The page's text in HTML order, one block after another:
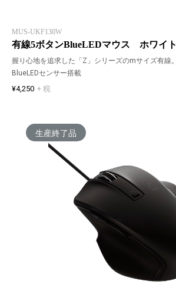
MUS-UKF130W
有線5ボタンBlueLEDマウス ホワイト
握り心地を追求した「Z」シリーズのmサイズ有線。
BlueLEDセンサー搭載
¥4,250 + 税
生産終了品